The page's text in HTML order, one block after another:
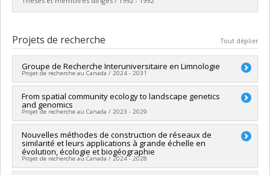
Cycle : Doctorat
Diplôme obtenu :Ph. D.
Lien vers le document dans Papyrus
Projets de recherche Tout déplier
Groupe de Recherche Interuniversitaire en Limnologie
Projet de recherche au Canada / 2024 - 2031
Chercheur principal : Jean-François Lapierre
Co-chercheurs :
Pierre Legendre,Bernard Angers
Sauvé
Campeau,Benjamin Gwinneth,Katalin Patonai,Nathalie
Tufenkji, Irene Gregory-Eaves,Pierre Magnan
Guillemette,Normand Bergeron,Andrea Bertolo
Ricciardi,P. Biron,Dylan Fraser,David Walsh,Yannick Huot,
From spatial community ecology to landscape genetics
and genomics
Projet de recherche au Canada / 2023 - 2029
Chercheur principal : Pierre Legendre
Sources de financement :CRSNG/Conseil de recherches en
sciences naturelles et génie du Canada (CRSNG)
Programmes de subvention :PVX20965-(RGP) Programme de
Nouvelles méthodes de construction de réseaux de
similarité et leurs applications à grande échelle en
évolution, écologie et biogéographie
Projet de recherche au Canada / 2024 - 2028